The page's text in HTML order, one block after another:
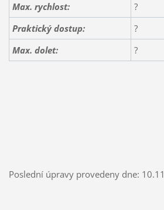
Max. rychlost:
?
Praktický dostup:
?
Max. dolet:
?
Poslední úpravy provedeny dne: